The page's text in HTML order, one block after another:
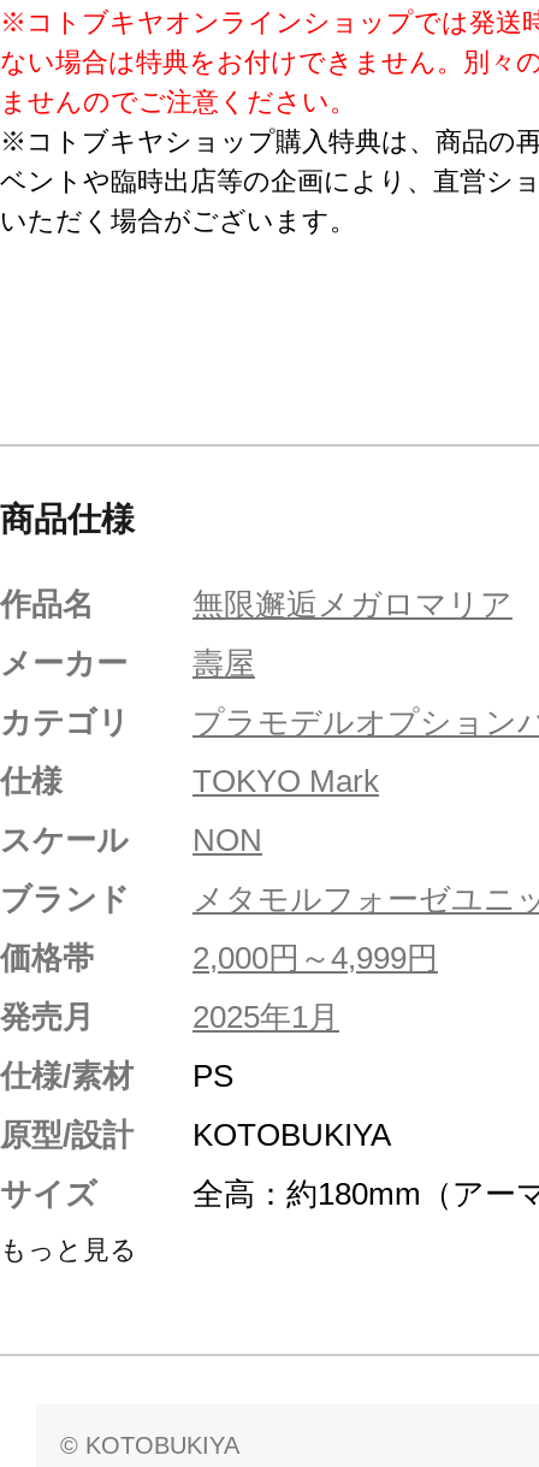
※コトブキヤオンラインショップでは発送
ない場合は特典をお付けできません。別々
ませんのでご注意ください。
※コトブキヤショップ購入特典は、商品の
ベントや臨時出店等の企画により、直営シ
いただく場合がございます。
商品仕様
作品名
無限邂逅メガロマリア
メーカー
壽屋
カテゴリ
プラモデルオプション
仕様
TOKYO Mark
スケール
NON
ブランド
メタモルフォーゼユニ
価格帯
2,000円～4,999円
発売月
2025年1月
仕様/素材
PS
原型/設計
KOTOBUKIYA
サイズ
全高：約180mm（アー
もっと見る
© KOTOBUKIYA